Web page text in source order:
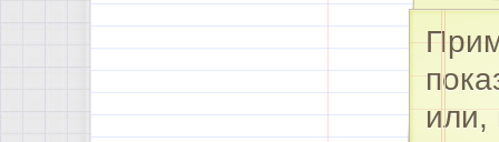
или,